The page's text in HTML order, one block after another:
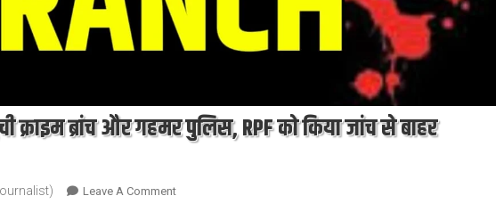
क्राइम ब्रांच और गहमर पुलिस, RPF को किया जांच से बाहर
Leave A CommentOn